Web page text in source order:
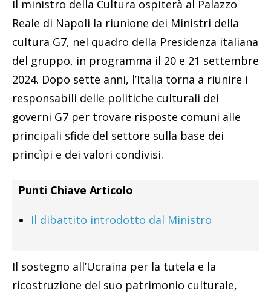
Il ministro della Cultura ospiterà al Palazzo
Reale di Napoli la riunione dei Ministri della
cultura G7, nel quadro della Presidenza italiana
del gruppo, in programma il 20 e 21 settembre
2024. Dopo sette anni, l’Italia torna a riunire i
responsabili delle politiche culturali dei
governi G7 per trovare risposte comuni alle
principali sfide del settore sulla base dei
princìpi e dei valori condivisi.
Punti Chiave Articolo
Il dibattito introdotto dal Ministro
Il sostegno all’Ucraina per la tutela e la
ricostruzione del suo patrimonio culturale,